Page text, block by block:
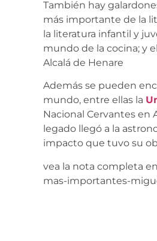
También hay
más importante de la
la literatura infantil y
mundo de la cocina; y
Alcalá de Henare
Además se pueden
mundo, entre ellas la
Nacional Cervantes en
legado llegó a la
impacto que tuvo su
vea la nota completa
mas-importantes-